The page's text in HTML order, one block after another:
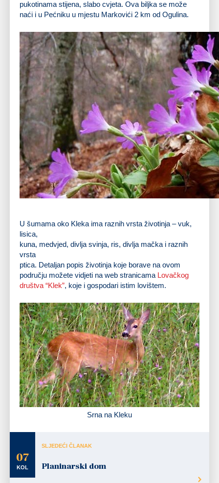
pukotinama stijena, slabo cvjeta. Ova biljka se može
naći i u Pećniku u mjestu Markovići 2 km od Ogulina.
U šumama oko Kleka ima raznih vrsta životinja – vuk,
lisica,
kuna, medvjed, divlja svinja, ris, divlja mačka i raznih
vrsta
ptica. Detaljan popis životinja koje borave na ovom
području možete vidjeti na web stranicama Lovačkog
društva “Klek”, koje i gospodari istim lovištem.
Srna na Kleku
07
KOL
SLJEDEĆI ČLANAK
Planinarski dom